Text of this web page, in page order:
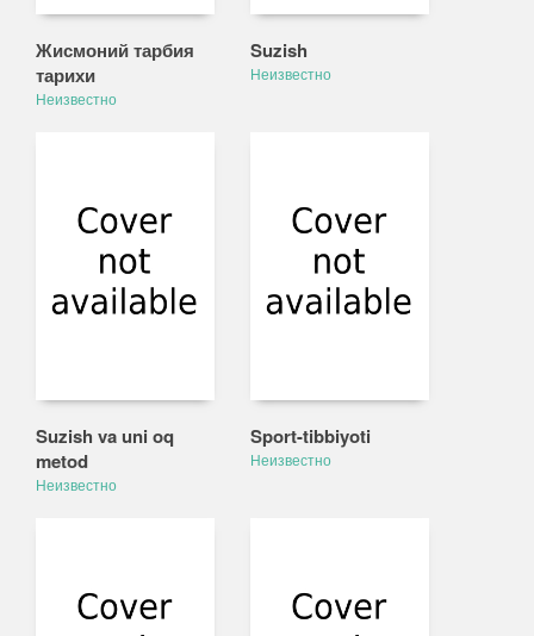
Жисмоний тарбия
тарихи
Неизвестно
Suzish
Неизвестно
Suzish va uni oq
metod
Неизвестно
Sport-tibbiyoti
Неизвестно